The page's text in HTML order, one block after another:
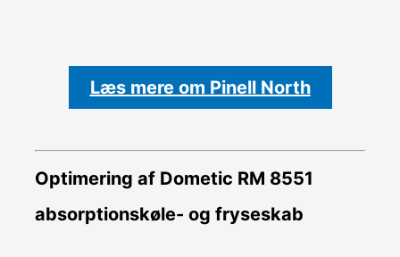
Læs mere om Pinell North
Optimering af Dometic RM 8551
absorptionskøle- og fryseskab